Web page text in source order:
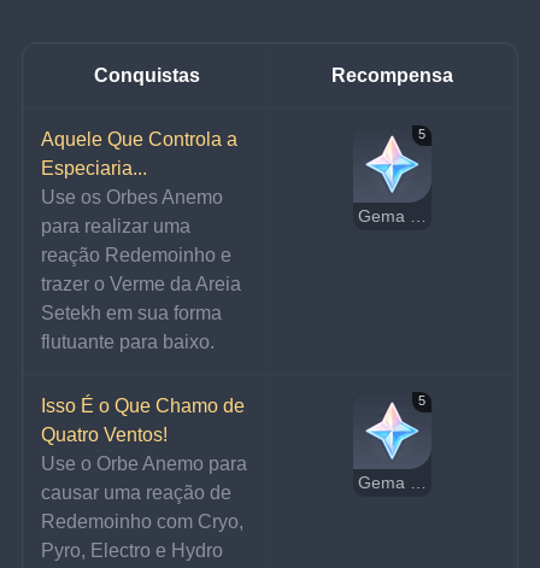
Conquistas Recompensa
Aquele Que Controla a
Especiaria...
Use os Orbes Anemo
para realizar uma
reação Redemoinho e
trazer o Verme da Areia
Setekh em sua forma
flutuante para baixo.
5
Gema Essencial
Isso É o Que Chamo de
Quatro Ventos!
Use o Orbe Anemo para
causar uma reação de
Redemoinho com Cryo,
Pyro, Electro e Hydro
5
Gema Essencial